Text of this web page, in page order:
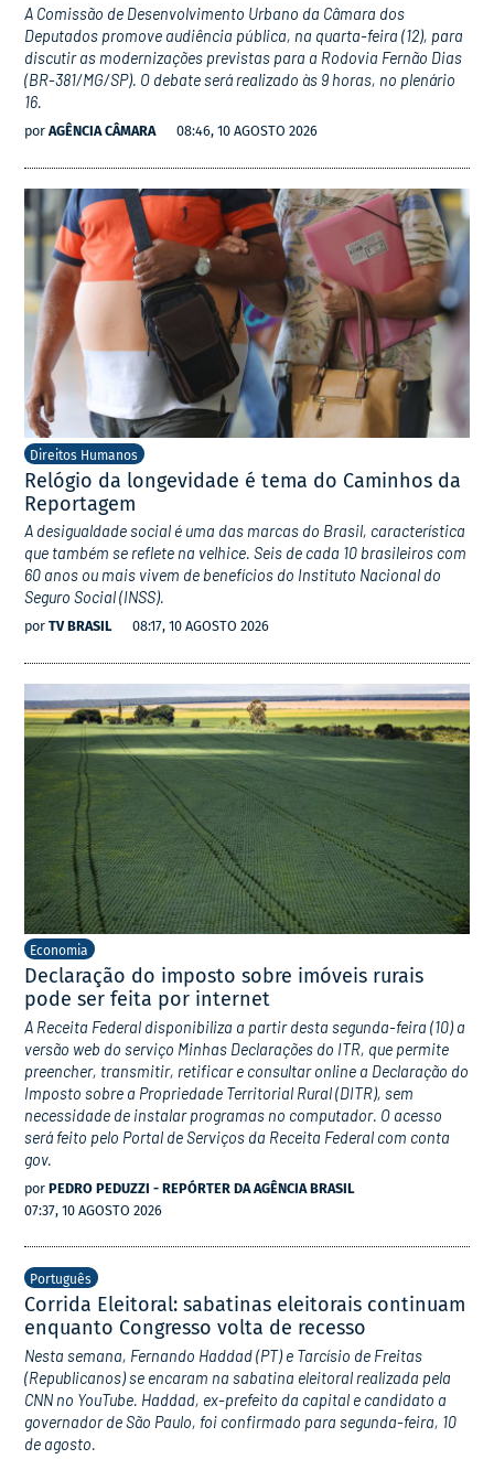
A Comissão de Desenvolvimento Urbano da Câmara dos
Deputados promove audiência pública, na quarta-feira (12), para
discutir as modernizações previstas para a Rodovia Fernão Dias
(BR-381/MG/SP). O debate será realizado às 9 horas, no plenário
16.
por AGÊNCIA CÂMARA 08:46, 10 AGOSTO 2026
Direitos Humanos
Relógio da longevidade é tema do Caminhos da
Reportagem
A desigualdade social é uma das marcas do Brasil, característica
que também se reflete na velhice. Seis de cada 10 brasileiros com
60 anos ou mais vivem de benefícios do Instituto Nacional do
Seguro Social (INSS).
por TV BRASIL 08:17, 10 AGOSTO 2026
Economia
Declaração do imposto sobre imóveis rurais
pode ser feita por internet
A Receita Federal disponibiliza a partir desta segunda-feira (10) a
versão web do serviço Minhas Declarações do ITR, que permite
preencher, transmitir, retificar e consultar online a Declaração do
Imposto sobre a Propriedade Territorial Rural (DITR), sem
necessidade de instalar programas no computador. O acesso
será feito pelo Portal de Serviços da Receita Federal com conta
gov.
por PEDRO PEDUZZI - REPÓRTER DA AGÊNCIA BRASIL
07:37, 10 AGOSTO 2026
Português
Corrida Eleitoral: sabatinas eleitorais continuam
enquanto Congresso volta de recesso
Nesta semana, Fernando Haddad (PT) e Tarcísio de Freitas
(Republicanos) se encaram na sabatina eleitoral realizada pela
CNN no YouTube. Haddad, ex-prefeito da capital e candidato a
governador de São Paulo, foi confirmado para segunda-feira, 10
de agosto.